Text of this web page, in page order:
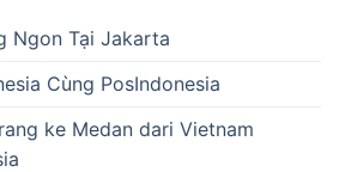
Ngon Tại Jakarta
Cùng PosIndonesia
ke Medan dari Vietnam